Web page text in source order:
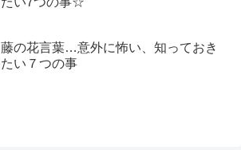
藤の花言葉…意外に怖い、知っておき
たい７つの事